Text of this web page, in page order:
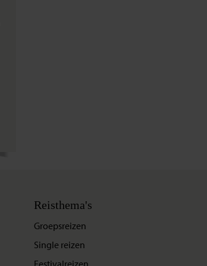
Reisthema's
Groepsreizen
Single reizen
Festivalreizen